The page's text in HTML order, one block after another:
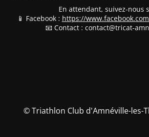
En attendant, suivez-nous
📱 Facebook : https://
📧 Contact : contact@tricat-
© Triathlon Club d'Amnéville-les-